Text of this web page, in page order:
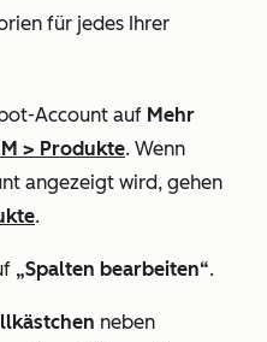
für jedes Ihrer
Account auf Mehr
> Produkte. Wenn
angezeigt wird, gehen
.
„Spalten bearbeiten“.
neben